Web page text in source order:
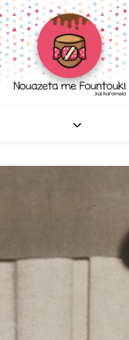
Όταν η Αμέλια
συνάντησε την